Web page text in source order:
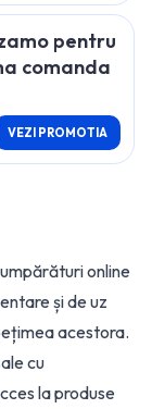
pentru
comanda
VEZI PROMOTIA
online
și de uz
acestora.
cu
la produse